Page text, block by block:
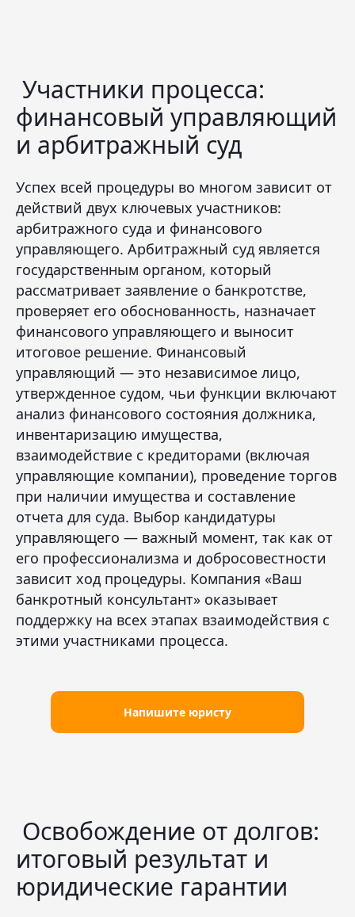
Участники процесса:
финансовый управляющий
и арбитражный суд
Успех всей процедуры во многом зависит от
действий двух ключевых участников:
арбитражного суда и финансового
управляющего. Арбитражный суд является
государственным органом, который
рассматривает заявление о банкротстве,
проверяет его обоснованность, назначает
финансового управляющего и выносит
итоговое решение. Финансовый
управляющий — это независимое лицо,
утвержденное судом, чьи функции включают
анализ финансового состояния должника,
инвентаризацию имущества,
взаимодействие с кредиторами (включая
управляющие компании), проведение торгов
при наличии имущества и составление
отчета для суда. Выбор кандидатуры
управляющего — важный момент, так как от
его профессионализма и добросовестности
зависит ход процедуры. Компания «Ваш
банкротный консультант» оказывает
поддержку на всех этапах взаимодействия с
этими участниками процесса.
Напишите юристу
Освобождение от долгов:
итоговый результат и
юридические гарантии